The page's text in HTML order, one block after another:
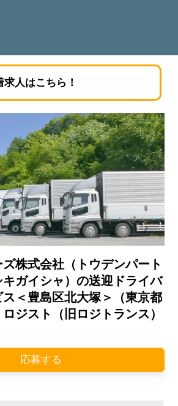
人はこちら！
株式会社（トウデンパート
ガイシャ）の送迎ドライバ
＜豊島区北大塚＞（東京都
ジスト（旧ロジトランス）
応募する